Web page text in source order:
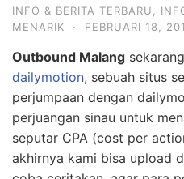
INFO & BERITA TERBARU
MENARIK
· FEBRUARI 18,
Outbound Malang
dailymotion, sebuah situs
perjumpaan dengan
perjuangan sinau untuk
seputar CPA (cost per
akhirnya kami bisa upload